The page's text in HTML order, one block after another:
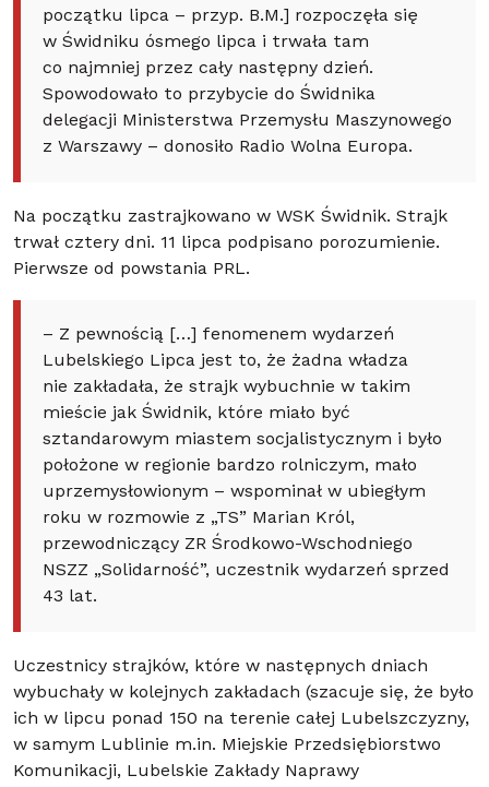
początku lipca – przyp. B.M.] rozpoczęła się
w Świdniku ósmego lipca i trwała tam
co najmniej przez cały następny dzień.
Spowodowało to przybycie do Świdnika
delegacji Ministerstwa Przemysłu Maszynowego
z Warszawy – donosiło Radio Wolna Europa.
Na początku zastrajkowano w WSK Świdnik. Strajk
trwał cztery dni. 11 lipca podpisano porozumienie.
Pierwsze od powstania PRL.
– Z pewnością […] fenomenem wydarzeń
Lubelskiego Lipca jest to, że żadna władza
nie zakładała, że strajk wybuchnie w takim
mieście jak Świdnik, które miało być
sztandarowym miastem socjalistycznym i było
położone w regionie bardzo rolniczym, mało
uprzemysłowionym – wspominał w ubiegłym
roku w rozmowie z „TS” Marian Król,
przewodniczący ZR Środkowo-Wschodniego
NSZZ „Solidarność”, uczestnik wydarzeń sprzed
43 lat.
Uczestnicy strajków, które w następnych dniach
wybuchały w kolejnych zakładach (szacuje się, że było
ich w lipcu ponad 150 na terenie całej Lubelszczyzny,
w samym Lublinie m.in. Miejskie Przedsiębiorstwo
Komunikacji, Lubelskie Zakłady Naprawy